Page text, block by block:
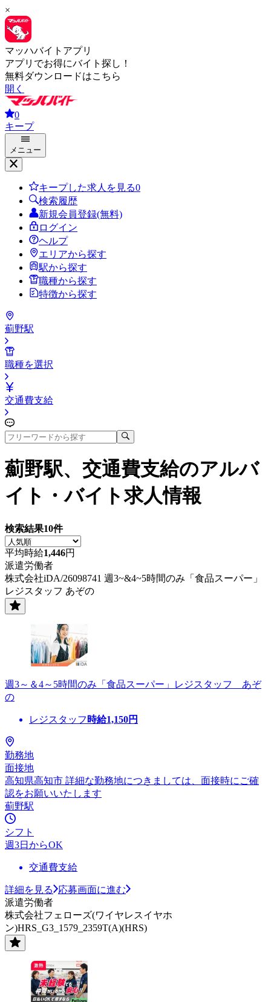
×
マッハバイトアプリ
アプリでお得にバイト探し！
無料ダウンロードはこちら
開く
0
キープ
メニュー
キープした求人を見る0
検索履歴
新規会員登録(無料)
ログイン
ヘルプ
エリアから探す
駅から探す
職種から探す
特徴から探す
薊野駅
職種を選択
交通費支給
薊野駅、交通費支給のアルバ
イト・バイト求人情報
検索結果10件
平均時給1,446円
派遣労働者
株式会社iDA/26098741 週3~&4~5時間のみ「食品スーパー」
レジスタッフ あぞの
週3～＆4～5時間のみ「食品スーパー」レジスタッフ あぞ
の
レジスタッフ 時給1,150円
勤務地
面接地
高知県高知市 詳細な勤務地につきましては、面接時にご確
認をお願いいたします
薊野駅
シフト
週3日からOK
交通費支給
詳細を見る
応募画面に進む
派遣労働者
株式会社フェローズ(ワイヤレスイヤホ
ン)HRS_G3_1579_2359T(A)(HRS)